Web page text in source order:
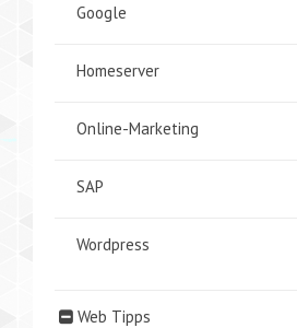
Google
Homeserver
Online-Marketing
SAP
Wordpress
Web Tipps